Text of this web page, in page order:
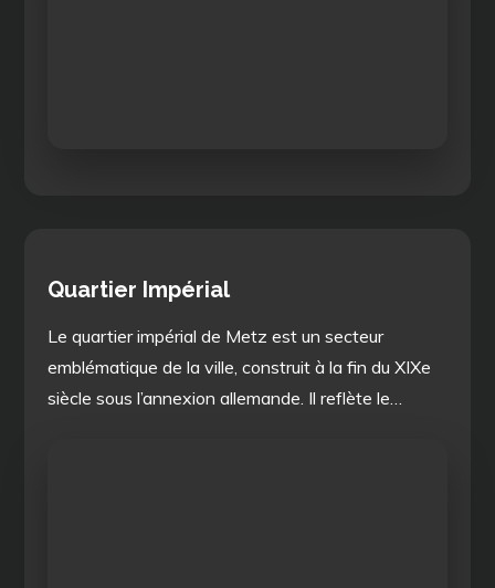
Quartier Impérial
Le quartier impérial de Metz est un secteur
emblématique de la ville, construit à la fin du XIXe
siècle sous l’annexion allemande. Il reflète le…